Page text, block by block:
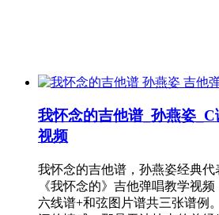
我怀念的吉他谱_孙燕姿
视频
我怀念的吉他谱，孙燕姿经典
《我怀念的》吉他弹唱教学视
六线谱+和弦图片谱共三张谱例